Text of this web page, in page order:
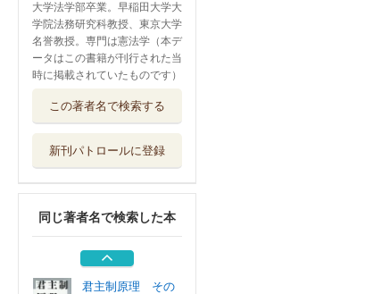
大学法学部卒業。早稲田大学大
学院法務研究科教授、東京大学
名誉教授。専門は憲法学（本デ
ータはこの書籍が刊行された当
時に掲載されていたものです）
この著者名で検索する
新刊パトロールに登録
同じ著者名で検索した本
入門講義
思惟と対話と憲法
勁草書房
憲法判例百選 １
有斐閣
君主制原理 その